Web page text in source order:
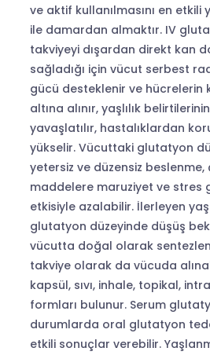
ve aktif kullanılmasını en
ile damardan almaktır. IV
takviyeyi dışardan direkt kan
sağladığı için vücut serbest
gücü desteklenir ve hücrelerin
altına alınır, yaşlılık
yavaşlatılır, hastalıklardan
yükselir. Vücuttaki glutatyon
yetersiz ve düzensiz
maddelere maruziyet ve stres
etkisiyle azalabilir. İlerleyen
glutatyon düzeyinde düşüş
vücutta doğal olarak
takviye olarak da vücuda
kapsül, sıvı, inhale, topikal,
formları bulunur. Serum
durumlarda oral glutatyon
etkili sonuçlar verebilir.